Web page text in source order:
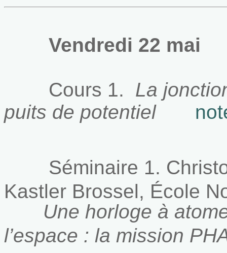
Vendredi 22 mai
Cours 1. La
puits de potentiel
Séminaire 1.
Kastler Brossel, École
Une horloge à
l’espace : la mission